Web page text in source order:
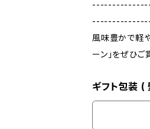
風味豊かで軽
ーン」をぜひご
ギフト包装 (